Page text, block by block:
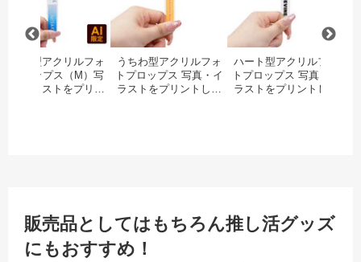
フリー型アクリルフォ
トプロップス（M）写
真・イラストをプリン
うちわ型アクリルフォ
トプロップス 写真・イ
ラストをプリントした
ハート型アクリルフォ
トプロップス 写真・イ
ラストをプリントした
販売品としてはもちろん推し活グッズ
にもおすすめ！